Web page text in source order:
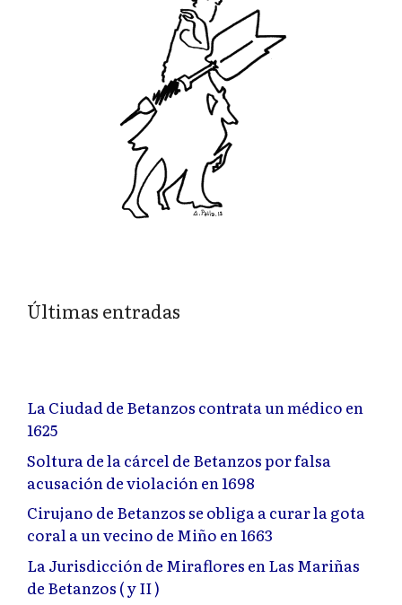
Últimas entradas
La Ciudad de Betanzos contrata un médico en
1625
Soltura de la cárcel de Betanzos por falsa
acusación de violación en 1698
Cirujano de Betanzos se obliga a curar la gota
coral a un vecino de Miño en 1663
La Jurisdicción de Miraflores en Las Mariñas
de Betanzos ( y II )